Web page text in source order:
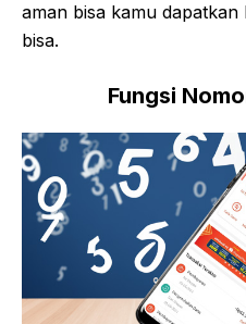
aman bisa kamu dapatkan
bisa.
Fungsi